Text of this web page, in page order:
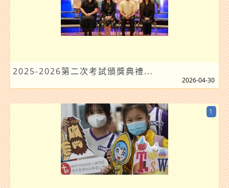
2025-2026第二次考試頒獎典禮...
2026-04-30
1